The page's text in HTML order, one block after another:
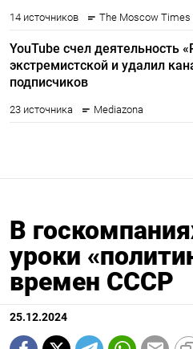
В
уроки
времен СССР
25.12.2024